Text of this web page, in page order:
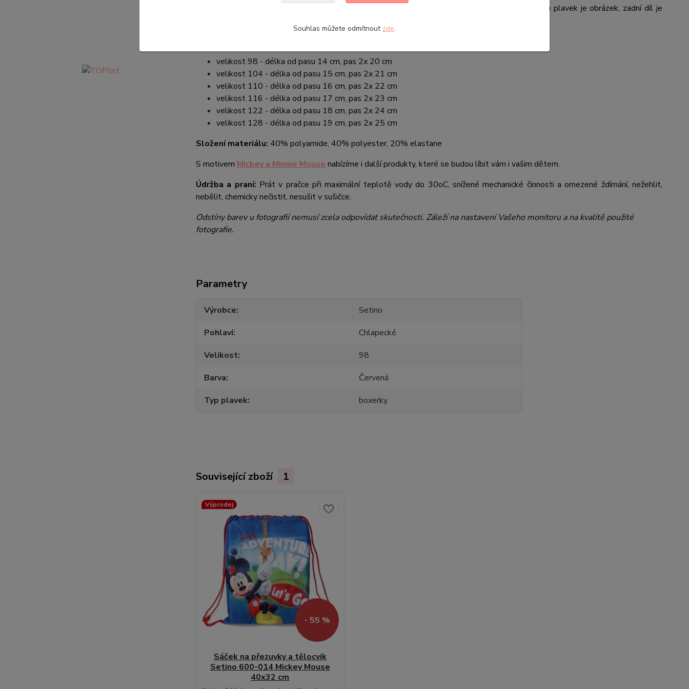
Krásné chlapecké plavky s motivem oblíbené dětské postavičky Mickey Mouse. Na předním dílu plavek je obrázek, zadní díl je
velikost 98 - délka od pasu 14 cm, pas 2x 20 cm
velikost 104 - délka od pasu 15 cm, pas 2x 21 cm
velikost 110 - délka od pasu 16 cm, pas 2x 22 cm
velikost 116 - délka od pasu 17 cm, pas 2x 23 cm
velikost 122 - délka od pasu 18 cm, pas 2x 24 cm
velikost 128 - délka od pasu 19 cm, pas 2x 25 cm
Složení materiálu: 40% polyamide, 40% polyester, 20% elastane
S motivem Mickey a Minnie Mouse nabízíme i další produkty, které se budou líbit vám i vašim dětem.
Údržba a praní: Prát v pračce při maximální teplotě vody do 30oC, snížené mechanické činnosti a omezené ždímání, nežehlit,
nebělit, chemicky nečistit, nesušit v sušičce.
Odstíny barev u fotografií nemusí zcela odpovídat skutečnosti. Záleží na nastavení Vašeho monitoru a na kvalitě použité
fotografie.
Parametry
Výrobce
Setino
Pohlaví
Chlapecké
Velikost
98
Barva
Červená
Typ plavek
boxerky
Související zboží 1
Výprodej
- 55 %
Sáček na přezuvky a tělocvik
Setino 600-014 Mickey Mouse
40x32 cm
Souhlas můžete odmítnout zde.